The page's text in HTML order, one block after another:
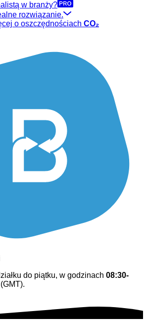
w branży?
rozwiązanie.
o oszczędnościach CO₂
do piątku, w godzinach 08:30-
(GMT).